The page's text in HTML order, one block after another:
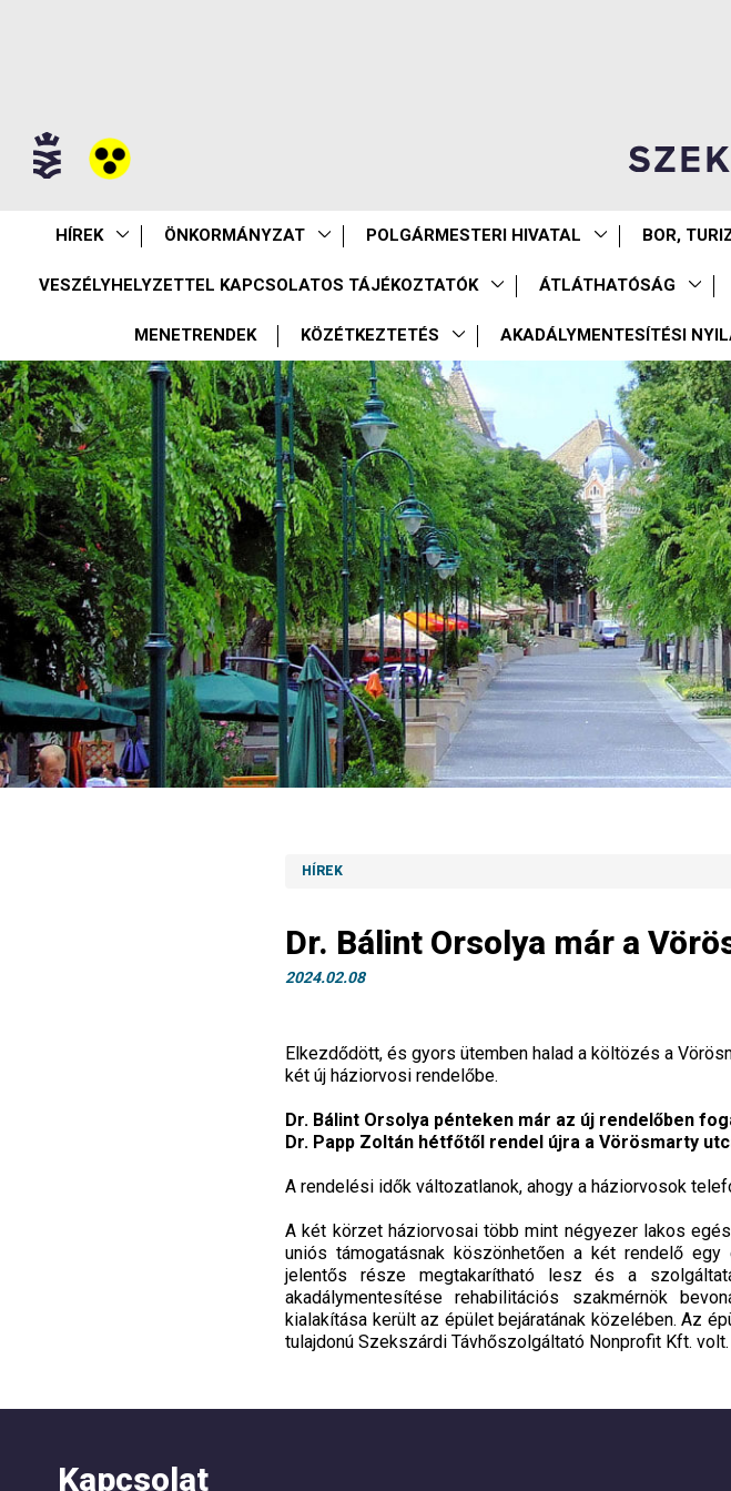
HÍREK ÖNKORMÁNYZAT POLGÁRMESTERI HIVATAL BOR,
VESZÉLYHELYZETTEL KAPCSOLATOS TÁJÉKOZTATÓK ÁTLÁTHATÓSÁG
MENETRENDEK KÖZÉTKEZTETÉS AKADÁLYMENTESÍTÉSI
HÍREK
Dr. Bálint Orsolya már a
2024.02.08
Elkezdődött, és gyors ütemben halad a költözés a
két új háziorvosi rendelőbe.
Dr. Bálint Orsolya pénteken már az új rendelőben
Dr. Papp Zoltán hétfőtől rendel újra a Vörösmarty
A rendelési idők változatlanok, ahogy a háziorvosok
A két körzet háziorvosai több mint négyezer lakos
uniós támogatásnak köszönhetően a két rendelő
jelentős része megtakarítható lesz és a
akadálymentesítése rehabilitációs szakmérnök
kialakítása került az épület bejáratának közelében. Az
tulajdonú Szekszárdi Távhőszolgáltató Nonprofit Kft. volt.
Kapcsolat